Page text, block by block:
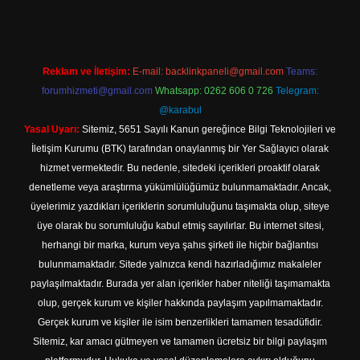
Reklam ve İletişim: E-mail: backlinkpaneli@gmail.com Teams:
forumhizmeti@gmail.com Whatsapp: 0262 606 0 726 Telegram:
@karabul
Yasal Uyarı: Sitemiz, 5651 Sayılı Kanun gereğince Bilgi Teknolojileri ve
İletişim Kurumu (BTK) tarafından onaylanmış bir Yer Sağlayıcı olarak
hizmet vermektedir. Bu nedenle, sitedeki içerikleri proaktif olarak
denetleme veya araştırma yükümlülüğümüz bulunmamaktadır. Ancak,
üyelerimiz yazdıkları içeriklerin sorumluluğunu taşımakta olup, siteye
üye olarak bu sorumluluğu kabul etmiş sayılırlar. Bu internet sitesi,
herhangi bir marka, kurum veya şahıs şirketi ile hiçbir bağlantısı
bulunmamaktadır. Sitede yalnızca kendi hazırladığımız makaleler
paylaşılmaktadır. Burada yer alan içerikler haber niteliği taşımamakta
olup, gerçek kurum ve kişiler hakkında paylaşım yapılmamaktadır.
Gerçek kurum ve kişiler ile isim benzerlikleri tamamen tesadüfidir.
Sitemiz, kar amacı gütmeyen ve tamamen ücretsiz bir bilgi paylaşım